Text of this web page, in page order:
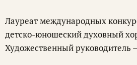
Лауреат международных
детско-юношеский духовный
Художественный руководитель